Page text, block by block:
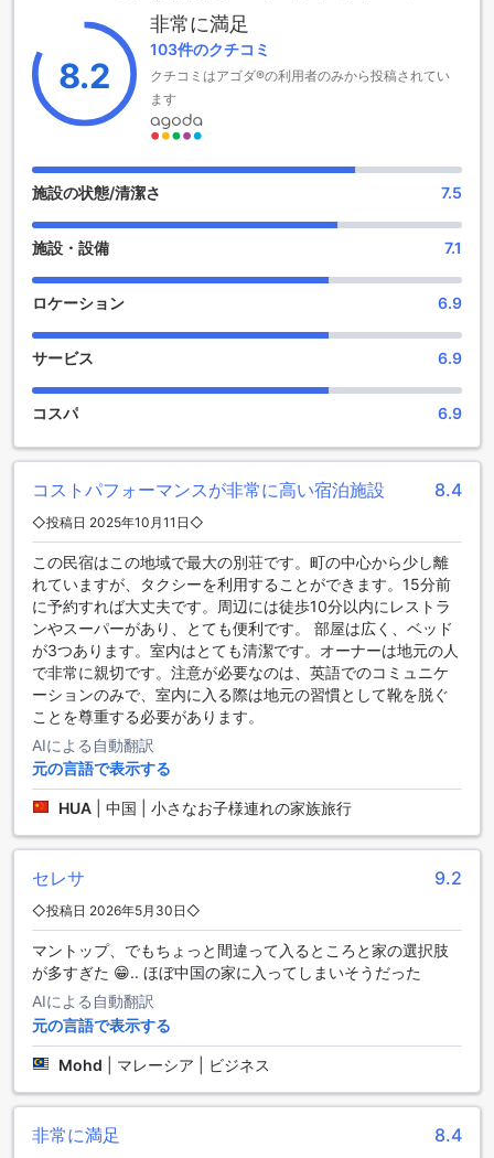
マグニフィセントホワイトハウス・センポルナのエンターテ
インメント施設
また、ホテル内にはギフトやお土産ショップも併設されてお
り、地元の特産品やユニークなアイテムを手軽に購入できま
す。旅の思い出や大切な人へのお土産選びに最適な場所で、
施設は、滞在中の時間をより充実させ、心温まる体験を提供
します。
マグニフィセント ホワイト ハウス センポルナ バイ ザ ミニマ
リストでは、24時間対応のルームサービスやルームサービス
利です。各客室には無料Wi-Fiが完備されており、接続の心配
なくご滞在いただけます。さらに、スムーズなチェックイ
ン・チェックアウトを可能にするエクスプレスサービスや、
便利なコンビニエンスストアも館内にあり、必要なアイテム
を手軽に購入できます。毎日のハウスキーピングサービスに
より、清潔で快適な環境を維持し、リラックスした滞在をお
約束します。
便利な交通アクセスと施設のご案内
マグニフィセント ホワイトハウス セポルナ バイ ザ ミニマリ
ストは、快適な滞在をサポートする充実した交通施設を誇り
ます。空港送迎サービスやシャトルバスを利用すれば、空港
からホテルまでの移動もスムーズに行えます。また、ホテル
内には無料の専用駐車場を完備しており、お車でのアクセス
も便利です。自家用車をお持ちのお客様にはセルフパーキン
グもご利用いただけます。さらに、周辺のツアーや観光の手
配もお手伝いし、セポルナの魅力を存分にお楽しみいただけ
る環境を整えています。
快適な滞在を支える充実の客室設備
マグニフィセントホワイトハウスセンポルナでは、快適な滞
コン完備により、常に快適な室温を保つことができ、暑い日
でもリラックスした時間をお過ごしいただけます。テレビや
コーヒー・ティーメーカーも備え、くつろぎのひとときをお
楽しみいただけます。無料のミネラルウォーターやアメニテ
ィも完備しており、便利さと快適さを両立しています。遮光
カーテンにより、夜はぐっすりと眠ることができ、清潔なリ
ネンもお客様をお迎えします。さらに、無料のインスタント
コーヒーもご用意しており、目覚めの一杯をお楽しみいただ
けます。
魅力的なダイニング体験と快適な食事環境
8.2
非常に満足
103件のクチコミ
クチコミはアゴダ®の利用者のみから投稿されてい
ます
施設の状態/清潔さ 7.5
施設・設備 7.1
ロケーション 6.9
サービス 6.9
コスパ 6.9
コストパフォーマンスが非常に高い宿泊施設 8.4
◇投稿日 2025年10月11日◇
この民宿はこの地域で最大の別荘です。町の中心から少し離
れていますが、タクシーを利用することができます。15分前
に予約すれば大丈夫です。周辺には徒歩10分以内にレストラ
ンやスーパーがあり、とても便利です。 部屋は広く、ベッド
が3つあります。室内はとても清潔です。オーナーは地元の人
で非常に親切です。注意が必要なのは、英語でのコミュニケ
ーションのみで、室内に入る際は地元の習慣として靴を脱ぐ
ことを尊重する必要があります。
AIによる自動翻訳
元の言語で表示する
HUA 中国 | 小さなお子様連れの家族旅行
セレサ 9.2
◇投稿日 2026年5月30日◇
マントップ、でもちょっと間違って入るところと家の選択肢
が多すぎた 😁.. ほぼ中国の家に入ってしまいそうだった
AIによる自動翻訳
元の言語で表示する
Mohd マレーシア | ビジネス
非常に満足 8.4